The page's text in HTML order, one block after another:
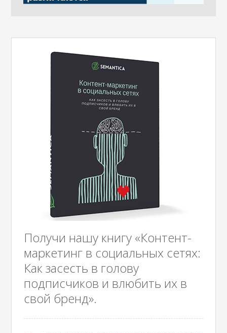
Получи нашу книгу «Контент-
маркетинг в социальных сетях:
Как засесть в голову
подписчиков и влюбить их в
свой бренд».